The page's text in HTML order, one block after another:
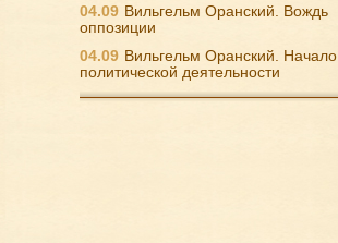
04.09 Вильгельм Оранский. Вождь
оппозиции
04.09 Вильгельм Оранский. Начало
политической деятельности